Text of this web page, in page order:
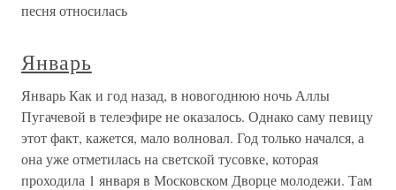
песня относилась
Январь
Январь Как и год назад, в новогоднюю ночь Аллы
Пугачевой в телеэфире не оказалось. Однако саму певицу
этот факт, кажется, мало волновал. Год только начался, а
она уже отметилась на светской тусовке, которая
проходила 1 января в Московском Дворце молодежи. Там